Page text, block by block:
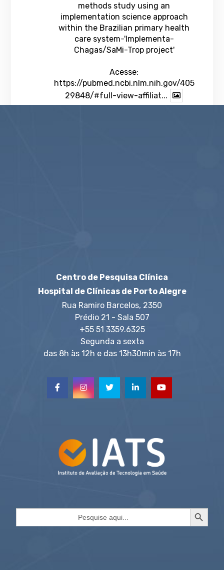
methods study using an
implementation science approach
within the Brazilian primary health
care system-'Implementa-
Chagas/SaMi-Trop project'
Acesse:
https://pubmed.ncbi.nlm.nih.gov/405
29848/#full-view-affiliat...
Centro de Pesquisa Clínica
Hospital de Clínicas de Porto Alegre
Rua Ramiro Barcelos, 2350
Prédio 21 - Sala 507
+55 51 3359.6325
Segunda a sexta
das 8h às 12h e das 13h30min às 17h
Search
Search Button